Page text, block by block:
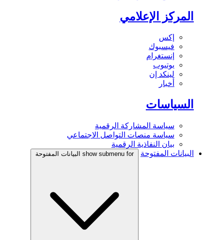
المركز الإعلامي
إكس
فيسبوك
إنستغرام
يوتيوب
لينكد إن
أخبار
السياسات
سياسة المشاركة الرقمية
سياسة منصات التواصل الاجتماعي
بيان النفاذية الرقمية
البيانات المفتوحة
show submenu for البيانات المفتوحة